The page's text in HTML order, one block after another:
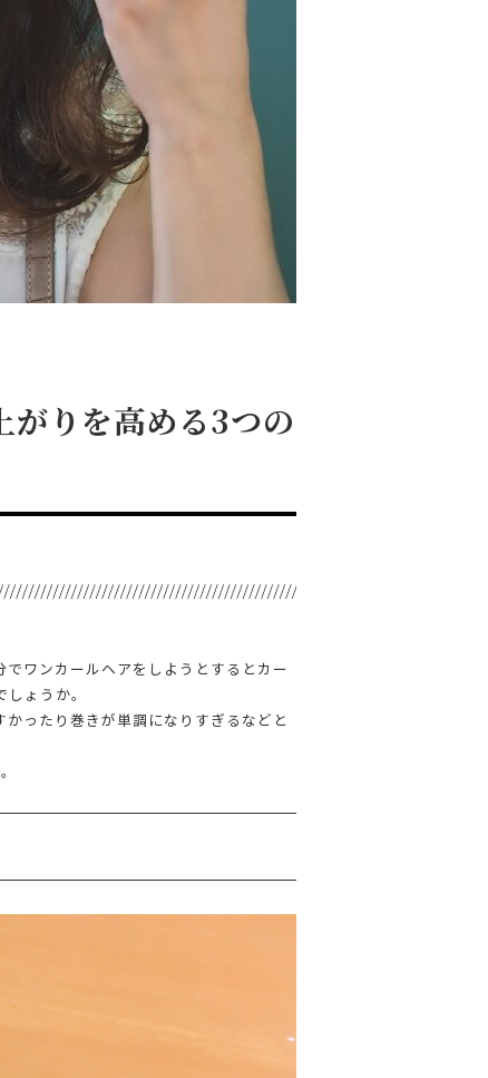
がりを高める3つの
ワンカールヘアをしようとするとカー
ょうか。
ったり巻きが単調になりすぎるなどと